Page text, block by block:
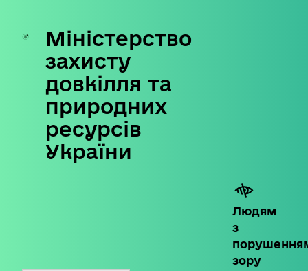
Skip
content
Міністерство
захисту
довкілля та
природних
ресурсів
України
Людям
з
зору